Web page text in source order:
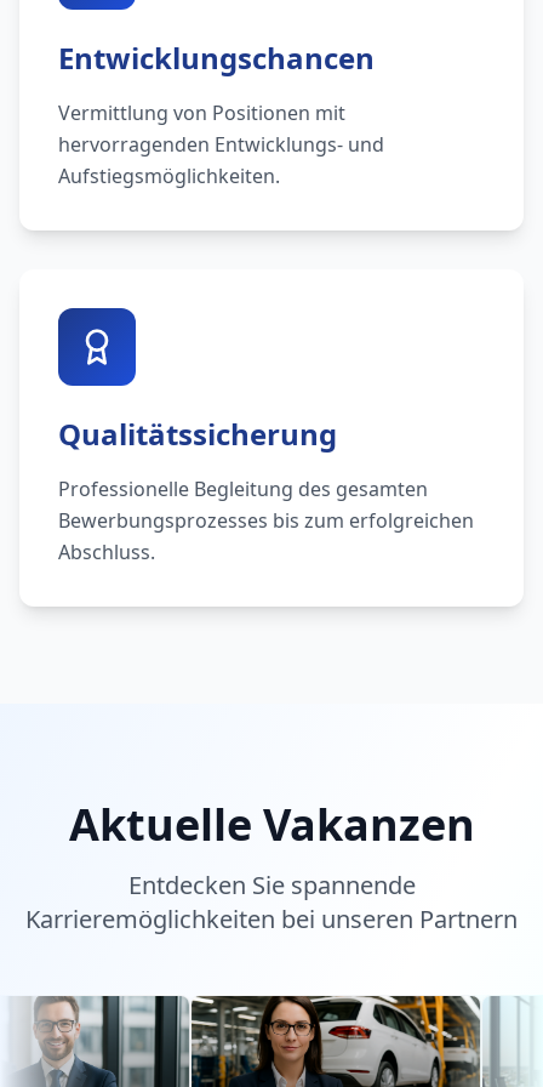
Entwicklungschancen
Vermittlung von Positionen mit
hervorragenden Entwicklungs- und
Aufstiegsmöglichkeiten.
Qualitätssicherung
Professionelle Begleitung des gesamten
Bewerbungsprozesses bis zum erfolgreichen
Abschluss.
Aktuelle Vakanzen
Entdecken Sie spannende
Karrieremöglichkeiten bei unseren Partnern